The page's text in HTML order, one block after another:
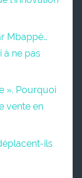
Mbappé…
à ne pas
». Pourquoi
vente en
ils